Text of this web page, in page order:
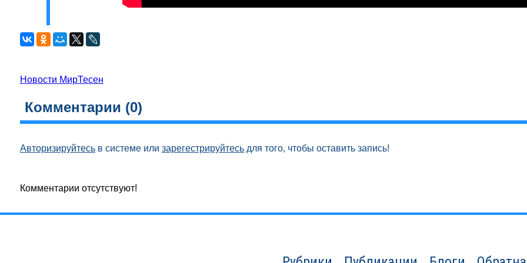
Новости МирТесен
Комментарии (0)
Авторизируйтесьв системе или зарегестрируйтесьдля того, чтобы оставить запись!
Комментарии отсутствуют!